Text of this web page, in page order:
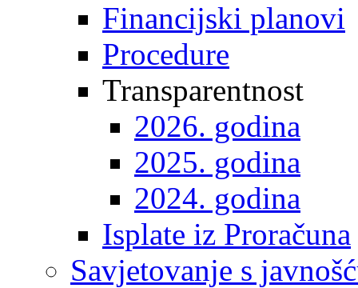
Financijski planovi
Procedure
Transparentnost
2026. godina
2025. godina
2024. godina
Isplate iz Proračuna
Savjetovanje s